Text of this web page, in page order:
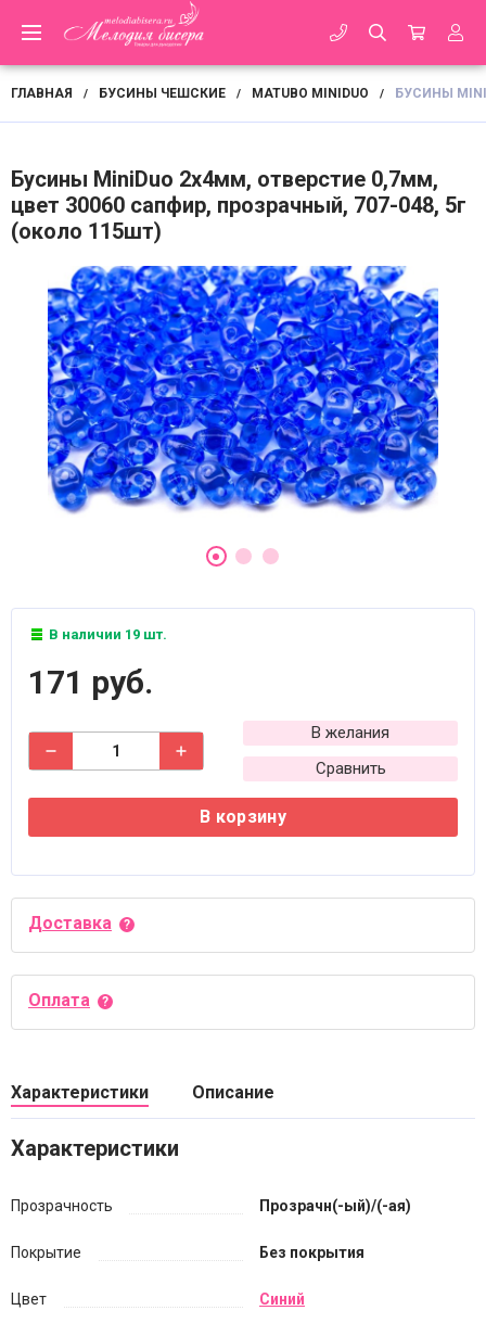
ГЛАВНАЯ / БУСИНЫ ЧЕШСКИЕ / MATUBO MINIDUO / БУСИНЫ
Бусины MiniDuo 2х4мм, отверстие 0,7мм,
цвет 30060 сапфир, прозрачный, 707-048, 5г
(около 115шт)
В наличии 19 шт.
171 руб.
В желания
Сравнить
В корзину
Доставка
Оплата
Характеристики Описание
Характеристики
Прозрачность Прозрачн(-ый)/(-ая)
Покрытие Без покрытия
Цвет Синий